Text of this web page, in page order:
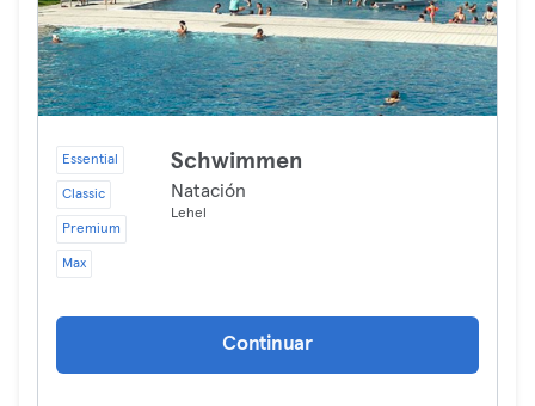
Essential
Classic
Premium
Max
Schwimmen
Natación
Lehel
Continuar